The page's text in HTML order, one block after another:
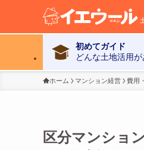
初めてガイド
どんな土地活用が
ホーム マンション経営 費用
区分マンショ